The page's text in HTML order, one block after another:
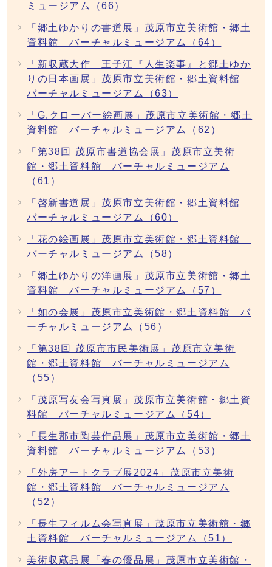
ミュージアム（66）
「郷土ゆかりの書道展」茂原市立美術館・郷土
資料館 バーチャルミュージアム（64）
「新収蔵大作 王子江『人生楽事』と郷土ゆか
りの日本画展」茂原市立美術館・郷土資料館
バーチャルミュージアム（63）
「G.クローバー絵画展」茂原市立美術館・郷土
資料館 バーチャルミュージアム（62）
「第38回 茂原市書道協会展」茂原市立美術
館・郷土資料館 バーチャルミュージアム
（61）
「啓新書道展」茂原市立美術館・郷土資料館
バーチャルミュージアム（60）
「花の絵画展」茂原市立美術館・郷土資料館
バーチャルミュージアム（58）
「郷土ゆかりの洋画展」茂原市立美術館・郷土
資料館 バーチャルミュージアム（57）
「如の会展」茂原市立美術館・郷土資料館 バ
ーチャルミュージアム（56）
「第38回 茂原市市民美術展」茂原市立美術
館・郷土資料館 バーチャルミュージアム
（55）
「茂原写友会写真展」茂原市立美術館・郷土資
料館 バーチャルミュージアム（54）
「長生郡市陶芸作品展」茂原市立美術館・郷土
資料館 バーチャルミュージアム（53）
「外房アートクラブ展2024」茂原市立美術
館・郷土資料館 バーチャルミュージアム
（52）
「長生フィルム会写真展」茂原市立美術館・郷
土資料館 バーチャルミュージアム（51）
美術収蔵品展「春の優品展」茂原市立美術館・